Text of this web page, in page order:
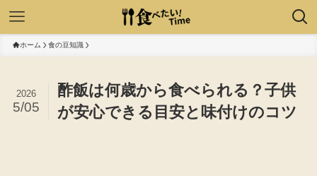
ホーム 食の豆知識
酢飯は何歳から食べられる？子供
が安心できる目安と味付けのコツ
2026
5/05